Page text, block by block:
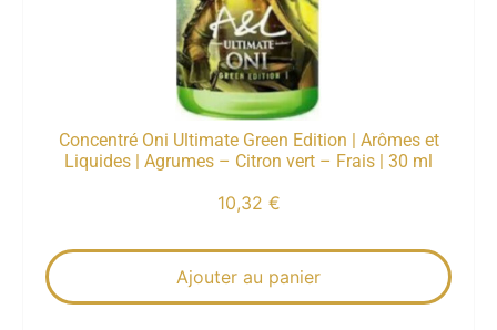
Concentré Oni Ultimate Green Edition | Arômes et
Liquides | Agrumes – Citron vert – Frais | 30 ml
10,32 €
Ajouter au panier